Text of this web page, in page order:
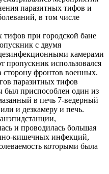
паразитных тифов и
в том числе
при городской бане
с двумя
камерами
пропускник использовался
сторону фронтов военных.
паразитных тифов
был приспособлен один из
в печь 7-ведерный
и дезкамеру и печь.
и проводилась большая
кишечных инфекций,
которыми была